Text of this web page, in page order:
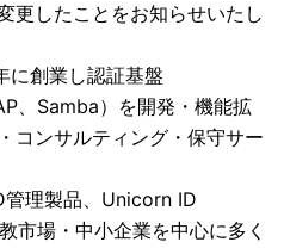
更したことをお知らせいたし
に創業し認証基盤
、Samba）を開発・機能拡
コンサルティング・保守サー
理製品、Unicorn ID
市場・中小企業を中心に多く